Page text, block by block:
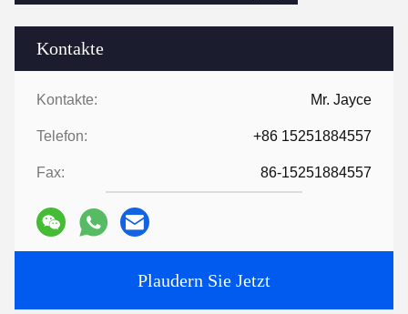
Kontakte
Kontakte: Mr. Jayce
Telefon: +86 15251884557
Fax: 86-15251884557
Plaudern Sie Jetzt